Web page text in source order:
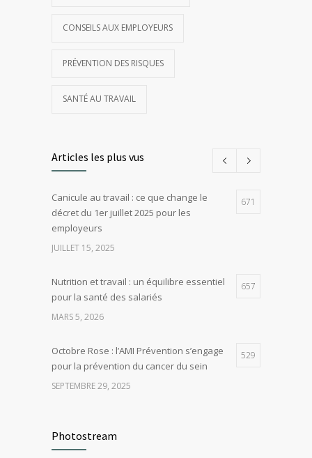
CONSEILS AUX EMPLOYEURS
PRÉVENTION DES RISQUES
SANTÉ AU TRAVAIL
Articles les plus vus
Canicule au travail : ce que change le
décret du 1er juillet 2025 pour les
employeurs
671
JUILLET 15, 2025
Nutrition et travail : un équilibre essentiel
pour la santé des salariés
657
MARS 5, 2026
Octobre Rose : l’AMI Prévention s’engage
pour la prévention du cancer du sein
529
SEPTEMBRE 29, 2025
et bonnes pratiques pour préserver sa
santé
Photostream